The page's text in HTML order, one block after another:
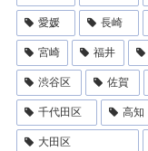
愛媛 長崎
宮崎 福井
渋谷区 佐賀
千代田区 高知
大田区